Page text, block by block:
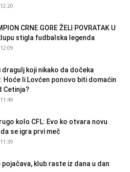
CRNE GORE ŽELI POVRATAK U
stigla fudbalska legenda
dragulj koji nikako da dočeka
Hoće li Lovćen ponovo biti domaćin
Cetinja?
kolo CFL: Evo ko otvara novu
se igra prvi meč
pojačava, klub raste iz dana u dan